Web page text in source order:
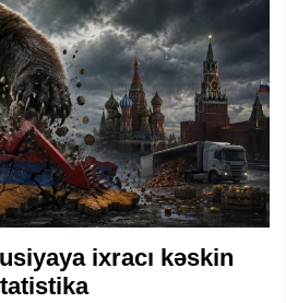
ixracı kəskin